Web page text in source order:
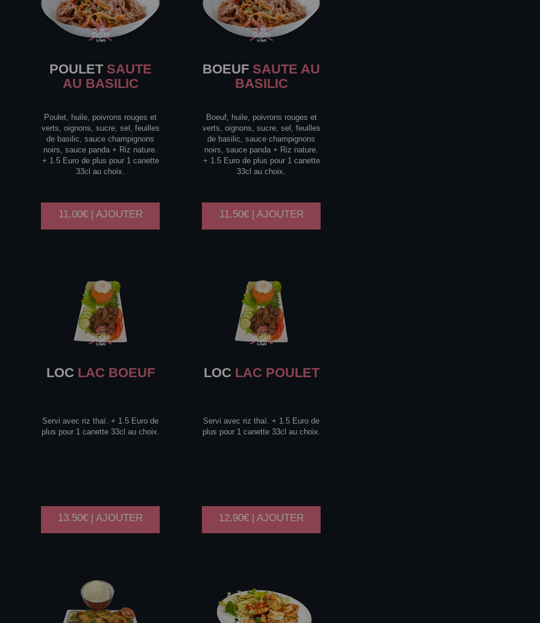
POULETSAUTE
AU BASILIC
Poulet, huile, poivrons rouges et
verts, oignons, sucre, sel, feuilles
de basilic, sauce champignons
noirs, sauce panda + Riz nature.
+ 1.5 Euro de plus pour 1 canette
33cl au choix.
11.00€ | AJOUTER
BOEUF SAUTE AU
BASILIC
Boeuf, huile, poivrons rouges et
verts, oignons, sucre, sel, feuilles
de basilic, sauce champignons
noirs, sauce panda + Riz nature.
+ 1.5 Euro de plus pour 1 canette
33cl au choix.
11.50€ | AJOUTER
LOC LAC BOEUF
Servi avec riz thaï. + 1.5 Euro de
plus pour 1 canette 33cl au choix.
13.50€ | AJOUTER
LOC LAC POULET
Servi avec riz thaï. + 1.5 Euro de
plus pour 1 canette 33cl au choix.
12.90€ | AJOUTER